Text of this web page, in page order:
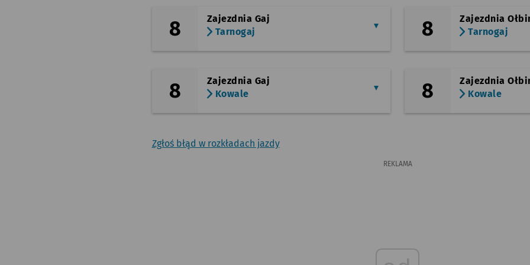
8
Zajezdnia Gaj
Tarnogaj
8
Zajezdnia
Tarnogaj
8
Zajezdnia Gaj
Kowale
8
Zajezdnia
Kowale
Zgłoś błąd w rozkładach jazdy
REKLAMA